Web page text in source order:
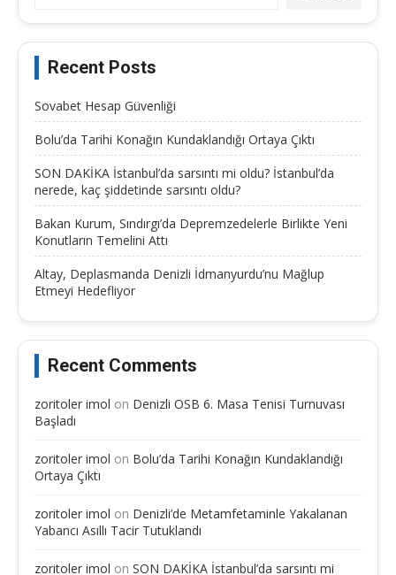
Recent Posts
Sovabet Hesap Güvenliği
Bolu’da Tarihi Konağın Kundaklandığı Ortaya Çıktı
SON DAKİKA İstanbul’da sarsıntı mi oldu? İstanbul’da
nerede, kaç şiddetinde sarsıntı oldu?
Bakan Kurum, Sındırgı’da Depremzedelerle Birlikte Yeni
Konutların Temelini Attı
Altay, Deplasmanda Denizli İdmanyurdu’nu Mağlup
Etmeyi Hedefliyor
Recent Comments
zoritoler imol on Denizli OSB 6. Masa Tenisi Turnuvası
Başladı
zoritoler imol on Bolu’da Tarihi Konağın Kundaklandığı
Ortaya Çıktı
zoritoler imol on Denizli’de Metamfetaminle Yakalanan
Yabancı Asıllı Tacir Tutuklandı
zoritoler imol on SON DAKİKA İstanbul’da sarsıntı mi